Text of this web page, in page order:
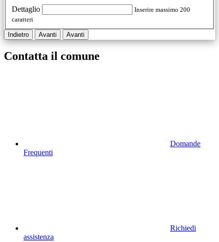
Dettaglio
Inserire massimo 200
caratteri
Indietro Avanti Avanti
Contatta il comune
Domande
Frequenti
Richiedi
assistenza